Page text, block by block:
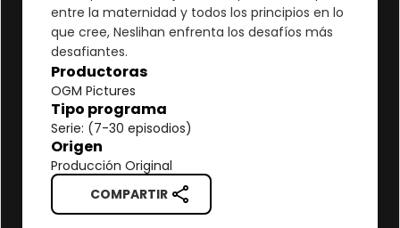
entre la maternidad y todos los principios en lo
que cree, Neslihan enfrenta los desafíos más
desafiantes.
Productoras
OGM Pictures
Tipo programa
Serie: (7-30 episodios)
Origen
Producción Original
COMPARTIR